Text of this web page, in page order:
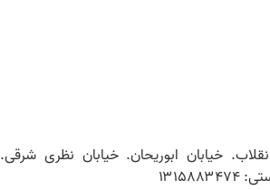
خیابان ابوریحان. خیابان نظری شرقی.